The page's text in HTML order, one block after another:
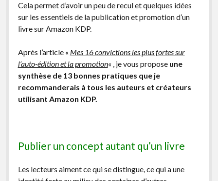
Contact
form
Cela permet d’avoir un peu de recul et quelques idées
sur les essentiels de la publication et promotion d’un
livre sur Amazon KDP.
Après l’article « Mes 16 convictions les plus fortes sur
l’auto-édition et la promotion« , je vous propose une
synthèse de 13 bonnes pratiques que je
recommanderais à tous les auteurs et créateurs
utilisant Amazon KDP.
Publier un concept autant qu’un livre
Les lecteurs aiment ce qui se distingue, ce qui a une